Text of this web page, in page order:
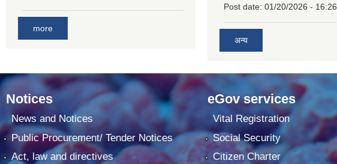
more
Post date: 01/20/2026 - 16:26
अन्य
Notices
News and Notices
Public Procurement/ Tender Notices
Act, law and directives
eGov services
Vital Registration
Social Security
Citizen Charter